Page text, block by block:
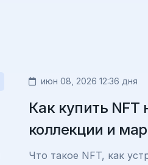
июн 08, 2026 12:36 дня
Как купить NFT
коллекции и
Что такое NFT, как